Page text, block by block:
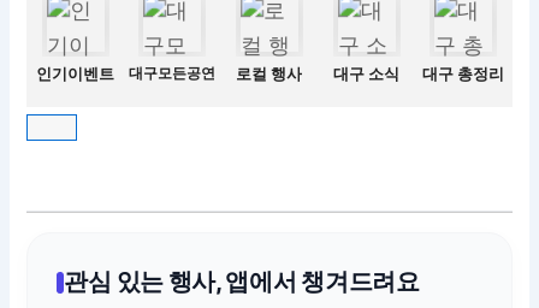
인기이벤트 대구모든공연 로컬 행사 대구 소식 대구 총정리
관심 있는 행사, 앱에서 챙겨드려요